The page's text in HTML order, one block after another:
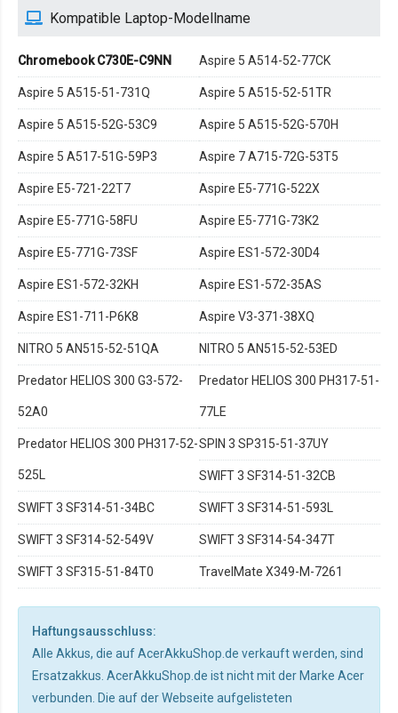
Kompatible Laptop-Modellname
Chromebook C730E-C9NN Aspire 5 A514-52-77CK
Aspire 5 A515-51-731Q Aspire 5 A515-52-51TR
Aspire 5 A515-52G-53C9 Aspire 5 A515-52G-570H
Aspire 5 A517-51G-59P3 Aspire 7 A715-72G-53T5
Aspire E5-721-22T7 Aspire E5-771G-522X
Aspire E5-771G-58FU Aspire E5-771G-73K2
Aspire E5-771G-73SF Aspire ES1-572-30D4
Aspire ES1-572-32KH Aspire ES1-572-35AS
Aspire ES1-711-P6K8 Aspire V3-371-38XQ
NITRO 5 AN515-52-51QA NITRO 5 AN515-52-53ED
Predator HELIOS 300 G3-572-
52A0
Predator HELIOS 300 PH317-51-
77LE
Predator HELIOS 300 PH317-52-
525L
SPIN 3 SP315-51-37UY
SWIFT 3 SF314-51-32CB
SWIFT 3 SF314-51-34BC SWIFT 3 SF314-51-593L
SWIFT 3 SF314-52-549V SWIFT 3 SF314-54-347T
SWIFT 3 SF315-51-84T0 TravelMate X349-M-7261
Haftungsausschluss:
Alle Akkus, die auf AcerAkkuShop.de verkauft werden, sind
Ersatzakkus. AcerAkkuShop.de ist nicht mit der Marke Acer
verbunden. Die auf der Webseite aufgelisteten